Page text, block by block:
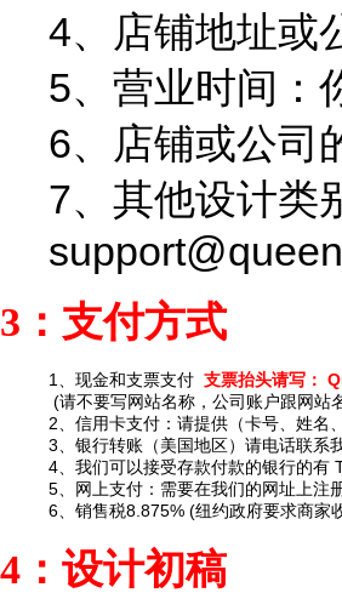
4、店铺地址或
5、营业时间：
6、店铺或公司
7、其他设计类
3：支付方式
1、现金和支票支付 支票抬头请写：
(请不要写网站名称，公司账户跟网站
2、信用卡支付：请提供（卡号、姓名
3、银行转账（美国地区）请电话联系
4、我们可以接受存款付款的银行的有
5、网上支付：需要在我们的网址上注
6、销售税8.875% (纽约政府要求商家
4：设计初稿